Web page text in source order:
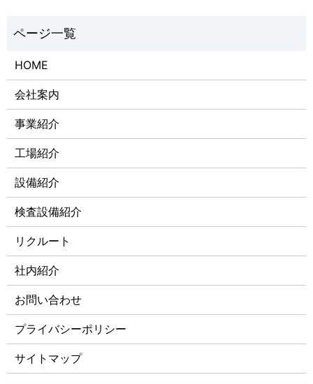
HOME
会社案内
事業紹介
工場紹介
設備紹介
検査設備紹介
リクルート
社内紹介
お問い合わせ
プライバシーポリシー
サイトマップ